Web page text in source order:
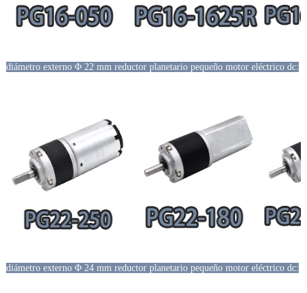
diámetro externo Φ 22 mm reductor planetario pequeño motor eléctrico dc:
diámetro externo Φ 24 mm reductor planetario pequeño motor eléctrico dc: